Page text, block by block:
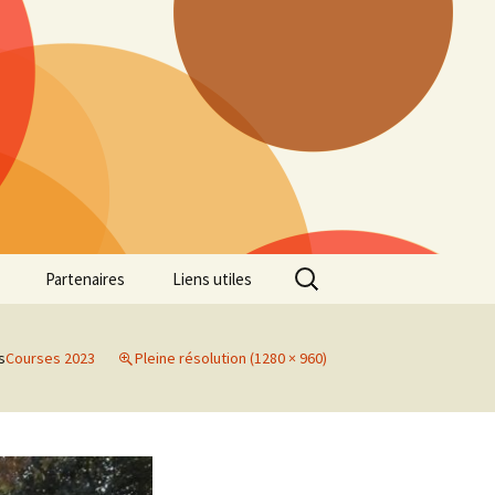
2021
Galerie photos Cross
2019
Partenaires Liens utiles Rechercher :
Courses 2023 Pleine résolution (1280 × 960)